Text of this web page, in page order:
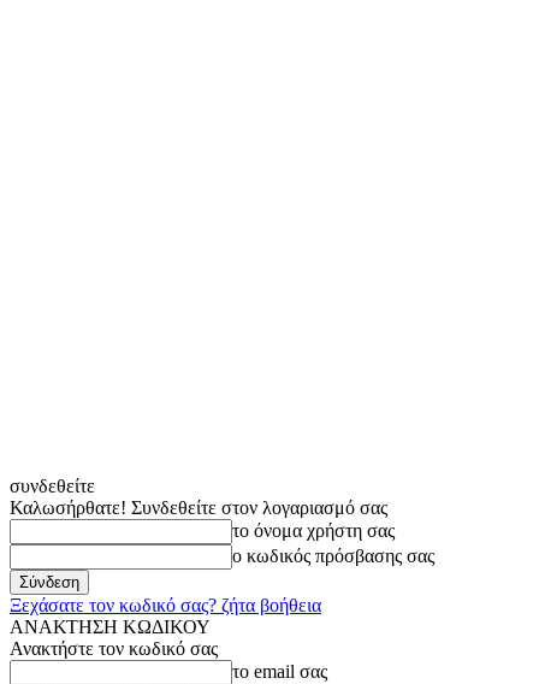
συνδεθείτε
Καλωσήρθατε! Συνδεθείτε στον λογαριασμό σας
το όνομα χρήστη σας
ο κωδικός πρόσβασης σας
Ξεχάσατε τον κωδικό σας? ζήτα βοήθεια
ΑΝΑΚΤΗΣΗ ΚΩΔΙΚΟΥ
Ανακτήστε τον κωδικό σας
το email σας